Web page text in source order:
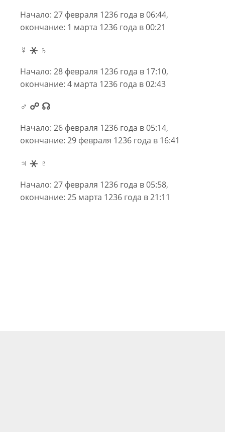
Начало: 27 февраля 1236 года в 06:44,
окончание: 1 марта 1236 года в 00:21
☿ ⚹ ♄
Начало: 28 февраля 1236 года в 17:10,
окончание: 4 марта 1236 года в 02:43
♂ ☍ ☊
Начало: 26 февраля 1236 года в 05:14,
окончание: 29 февраля 1236 года в 16:41
♃ ⚹ ♇
Начало: 27 февраля 1236 года в 05:58,
окончание: 25 марта 1236 года в 21:11